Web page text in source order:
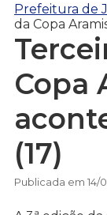
Prefeitura de
da Copa
Copa
(17)
Publicada em 14/